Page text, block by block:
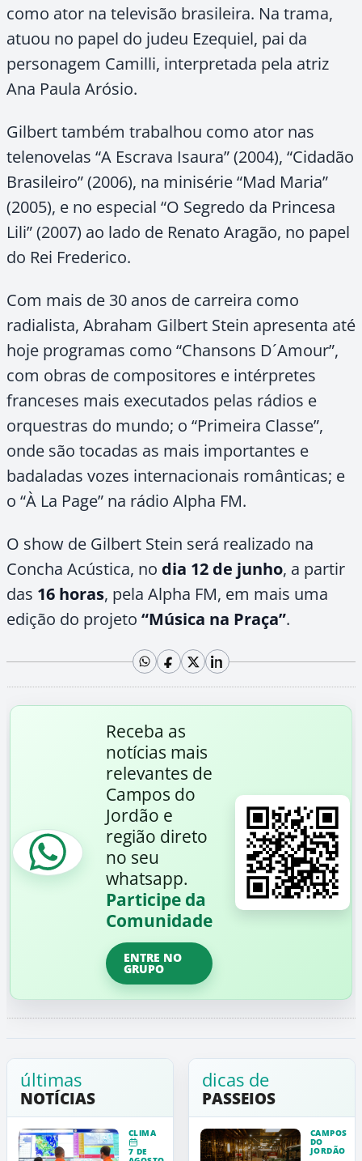
como ator na televisão brasileira. Na trama,
atuou no papel do judeu Ezequiel, pai da
personagem Camilli, interpretada pela atriz
Ana Paula Arósio.
Gilbert também trabalhou como ator nas
telenovelas “A Escrava Isaura” (2004), “Cidadão
Brasileiro” (2006), na minisérie “Mad Maria”
(2005), e no especial “O Segredo da Princesa
Lili” (2007) ao lado de Renato Aragão, no papel
do Rei Frederico.
Com mais de 30 anos de carreira como
radialista, Abraham Gilbert Stein apresenta até
hoje programas como “Chansons D´Amour”,
com obras de compositores e intérpretes
franceses mais executados pelas rádios e
orquestras do mundo; o “Primeira Classe”,
onde são tocadas as mais importantes e
badaladas vozes internacionais românticas; e
o “À La Page” na rádio Alpha FM.
O show de Gilbert Stein será realizado na
Concha Acústica, no dia 12 de junho, a partir
das 16 horas, pela Alpha FM, em mais uma
edição do projeto “Música na Praça”.
Receba as
notícias mais
relevantes de
Campos do
Jordão e
região direto
no seu
whatsapp.
Participe da
Comunidade
ENTRE NO
GRUPO
últimas
NOTÍCIAS
CLIMA
7 DE
dicas de
PASSEIOS
CAMPOS
DO
JORDÃO